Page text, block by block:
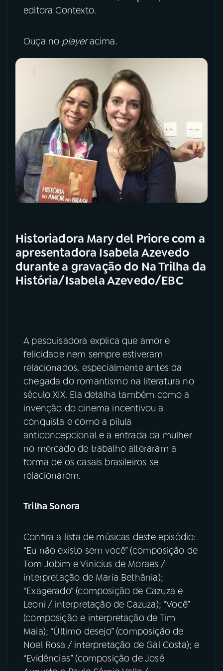
Instagram
editora Contexto.
Ouça no playeracima.
Historiadora Mary del Priore com a
apresentadora Isabela Azevedo
durante a gravação do Na Trilha da
História/Isabela Azevedo/EBC
A pesquisadora explica que amor e
felicidade nem sempre estiveram
relacionados, especialmente antes da
chegada do romantismo na literatura no
século XIX. Ela detalha também como a
invenção do cinema incentivou a
conquista e como a pílula
anticoncepcional e a entrada da mulher
no mercado de trabalho alteraram a
forma de os casais brasileiros se
relacionarem.
Trilha Sonora
Confira a lista de músicas deste episódio:
“Eu não existo sem você” (composição de
Tom Jobim e Vinicius de Moraes /
interpretação de Maria Bethânia);
“Exagerado” (composição de Cazuza e
Leoni / interpretação de Cazuza); “Você”
(composição e interpretação de Tim
Maia); “Último desejo” (composição de
Noel Rosa / interpretação de Gal Costa); e
“Evidências” (composição de José